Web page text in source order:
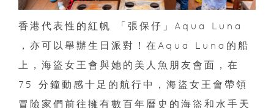
香港代表性的紅帆 「張保仔」Aqua Luna
，亦可以舉辦生日派對！在Aqua Luna的船
上，海盜女王會與她的美人魚朋友會面，在
75 分鐘動感十足的航行中，海盜女王會帶領
冒險家們前往擁有數百年曆史的海盜和水手天